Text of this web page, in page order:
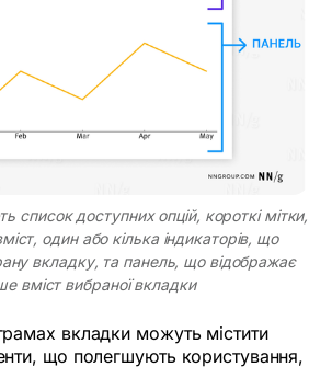
список доступних опцій, короткі мітки,
один або кілька індикаторів, що
вкладку, та панель, що відображає
вміст вибраної вкладки
вкладки можуть містити
що полегшують користування,